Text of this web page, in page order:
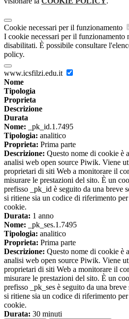
Cookie necessari per il funzionamento
I cookie necessari per il funzionamento
disabilitati. È possibile consultare
policy.
www.icsfilzi.edu.it
Nome
Tipologia
Proprieta
Descrizione
Durata
Nome: _pk_id.1.7495
Tipologia: analitico
Proprieta: Prima parte
Descrizione: Questo nome di cookie è
analisi web open source Piwik. Viene
proprietari di siti Web a monitorare il
misurare le prestazioni del sito. È un
prefisso _pk_id è seguito da una breve
si ritiene sia un codice di riferimento
cookie.
Durata: 1 anno
Nome: _pk_ses.1.7495
Tipologia: analitico
Proprieta: Prima parte
Descrizione: Questo nome di cookie è
analisi web open source Piwik. Viene
proprietari di siti Web a monitorare il
misurare le prestazioni del sito. È un
prefisso _pk_ses è seguito da una
si ritiene sia un codice di riferimento
cookie.
Durata: 30 minuti